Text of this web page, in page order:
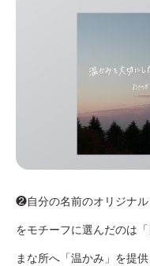
❷自分の名前のオリジナ
をモチーフに選んだのは
まな所へ「温かみ」を提